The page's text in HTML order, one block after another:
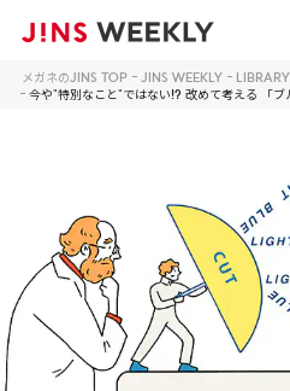
メガネのJINS TOP JINS WEEKLY
LIBRARY
今や"特別なこと"ではない!? 改めて考える 「ブ